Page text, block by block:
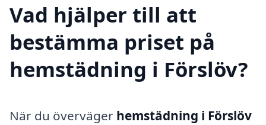
Vad hjälper till att
bestämma priset på
hemstädning i Förslöv?
När du överväger hemstädning i Förslöv